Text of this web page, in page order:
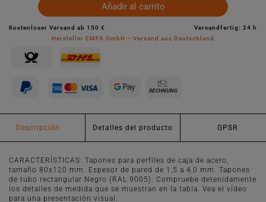
Añadir al carrito
Kostenloser Versand ab 150 €
Versandfertig: 24 h
Hersteller EMFA GmbH – Versand aus Deutschland
Descripción Detalles del producto GPSR
CARACTERÍSTICAS: Tapones para perfiles de caja de acero,
tamaño 80x120 mm. Espesor de pared de 1,5 a 4,0 mm. Tapones
de tubo rectangular Negro (RAL 9005). Compruebe detenidamente
los detalles de medida que se muestran en la tabla. Vea el vídeo
para una presentación visual.